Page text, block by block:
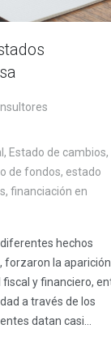
, Estado de cambios,
de fondos, estado
, financiación en
diferentes hechos
forzaron la aparición
y financiero,
a través de los
datan casi…